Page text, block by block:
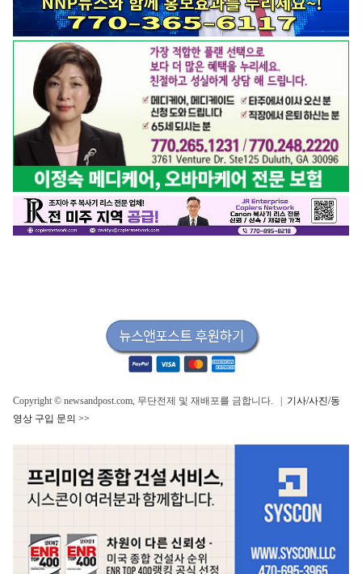
Copyright © newsandpost.com, 무단전제 및 재배포를 금합니다. | 기사/사진/동
영상 구입 문의 >>